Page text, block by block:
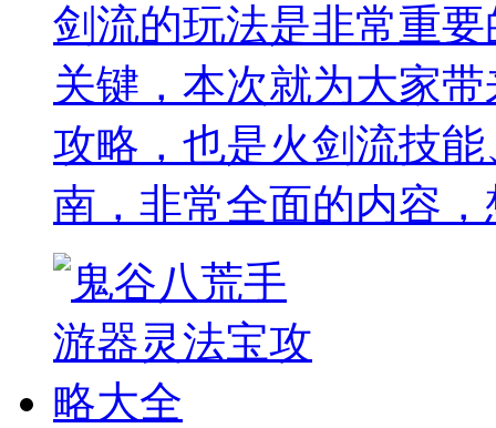
剑流的玩法是非常重
关键，本次就为大家
攻略，也是火剑流技
南，非常全面的内容